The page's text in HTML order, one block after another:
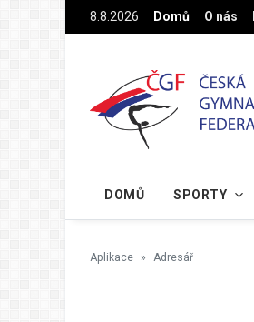
Na hlavní obsah8.8.2026 Domů O nás
DOMŮ SPORTY
Aplikace Adresář